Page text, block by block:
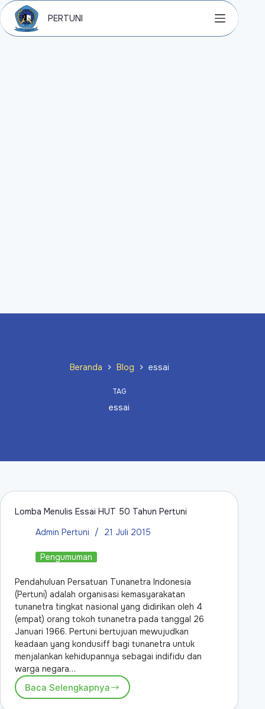
PERTUNI
Beranda Blog essai
TAG
essai
Lomba Menulis Essai HUT 50 Tahun Pertuni
Admin Pertuni
21 Juli 2015
Pengumuman
Pendahuluan Persatuan Tunanetra Indonesia
(Pertuni) adalah organisasi kemasyarakatan
tunanetra tingkat nasional yang didirikan oleh 4
(empat) orang tokoh tunanetra pada tanggal 26
Januari 1966. Pertuni bertujuan mewujudkan
keadaan yang kondusiff bagi tunanetra untuk
menjalankan kehidupannya sebagai indifidu dan
warga negara…
Baca Selengkapnya